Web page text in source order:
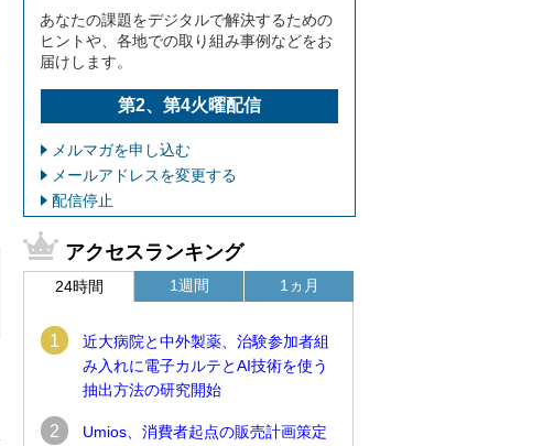
あなたの課題をデジタルで解決するための
ヒントや、各地での取り組み事例などをお
届けします。
第2、第4火曜配信
メルマガを申し込む
メールアドレスを変更する
配信停止
アクセスランキング
24時間
1
近大病院と中外製薬、治験参加者組
み入れに電子カルテとAI技術を使う
抽出方法の研究開始
2
Umios、消費者起点の販売計画策定
1週間 1ヵ月